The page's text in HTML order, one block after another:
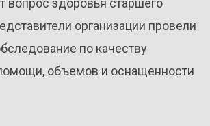
вопрос здоровья старшего
организации провели
по качеству
объемов и оснащенности